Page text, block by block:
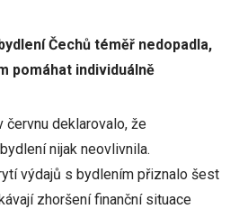
Čechů téměř nedopadla,
pomáhat individuálně
červnu deklarovalo, že
nijak neovlivnila.
výdajů s bydlením přiznalo šest
zhoršení finanční situace